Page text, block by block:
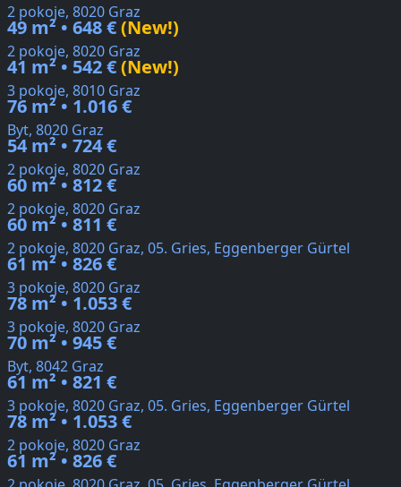
2 pokoje, 8020 Graz
49 m² • 648 €(New!)
2 pokoje, 8020 Graz
41 m² • 542 €(New!)
3 pokoje, 8010 Graz
76 m² • 1.016 €
Byt, 8020 Graz
54 m² • 724 €
2 pokoje, 8020 Graz
60 m² • 812 €
2 pokoje, 8020 Graz
60 m² • 811 €
2 pokoje, 8020 Graz, 05. Gries, Eggenberger Gürtel
61 m² • 826 €
3 pokoje, 8020 Graz
78 m² • 1.053 €
3 pokoje, 8020 Graz
70 m² • 945 €
Byt, 8042 Graz
61 m² • 821 €
3 pokoje, 8020 Graz, 05. Gries, Eggenberger Gürtel
78 m² • 1.053 €
2 pokoje, 8020 Graz
61 m² • 826 €